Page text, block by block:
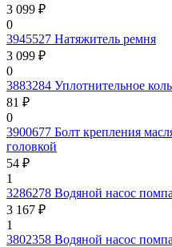
3 099 ₽
0
3945527 Натяжитель ремня
3 099 ₽
0
3883284 Уплотнительное
81 ₽
0
3900677 Болт крепления
головкой
54 ₽
1
3286278 Водяной насос помпа
3 167 ₽
1
3802358 Водяной насос помпа